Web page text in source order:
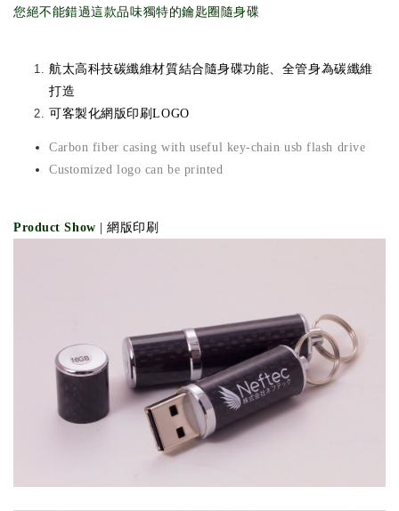
您絕不能錯過這款品味獨特的鑰匙圈隨身碟
航太高科技碳纖維材質結合隨身碟功能、全管身為碳纖維
打造
可客製化網版印刷LOGO
​Carbon fiber casing with useful key-chain usb flash drive
Customized logo can be printed
Product Show | 網版印刷